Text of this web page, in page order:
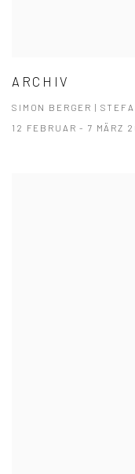
ARCHIV
SIMON BERGER |
12 FEBRUAR - 7 MÄRZ